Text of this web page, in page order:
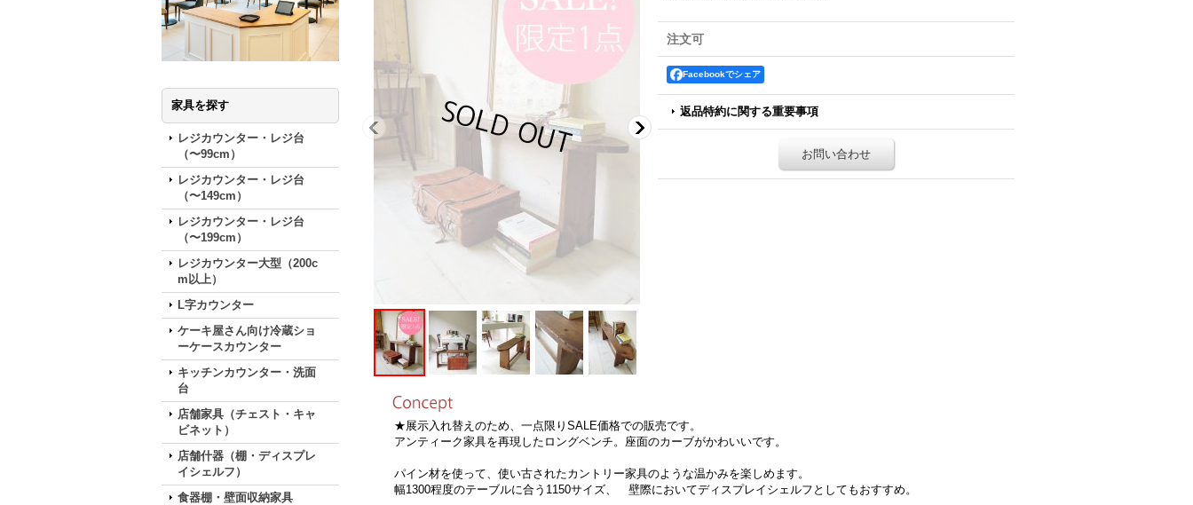
家具を探す
レジカウンター・レジ台
（〜99cm）
レジカウンター・レジ台
（〜149cm）
レジカウンター・レジ台
（〜199cm）
レジカウンター大型（200c
m以上）
L字カウンター
ケーキ屋さん向け冷蔵ショ
ーケースカウンター
キッチンカウンター・洗面
台
店舗家具（チェスト・キャ
ビネット）
店舗什器（棚・ディスプレ
イシェルフ）
食器棚・壁面収納家具
注文可
Facebookでシェア
返品特約に関する重要事項
お問い合わせ
★展示入れ替えのため、一点限りSALE価格での販売です。
アンティーク家具を再現したロングベンチ。座面のカーブがかわいいです。
パイン材を使って、使い古されたカントリー家具のような温かみを楽しめます。
幅1300程度のテーブルに合う1150サイズ、 壁際においてディスプレイシェルフとしてもおすすめ。